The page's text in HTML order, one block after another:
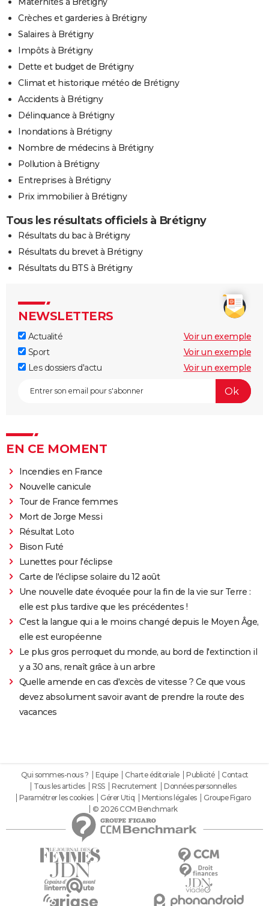
Crèches et garderies à Brétigny
Salaires à Brétigny
Impôts à Brétigny
Dette et budget de Brétigny
Climat et historique météo de Brétigny
Accidents à Brétigny
Délinquance à Brétigny
Inondations à Brétigny
Nombre de médecins à Brétigny
Pollution à Brétigny
Entreprises à Brétigny
Prix immobilier à Brétigny
Tous les résultats officiels à Brétigny
Résultats du bac à Brétigny
Résultats du brevet à Brétigny
Résultats du BTS à Brétigny
NEWSLETTERS
Actualité
Voir un exemple
Sport
Voir un exemple
Les dossiers d'actu
Voir un exemple
EN CE MOMENT
Incendies en France
Nouvelle canicule
Tour de France femmes
Mort de Jorge Messi
Résultat Loto
Bison Futé
Lunettes pour l'éclipse
Carte de l'éclipse solaire du 12 août
Une nouvelle date évoquée pour la fin de la vie sur Terre :
elle est plus tardive que les précédentes !
C'est la langue qui a le moins changé depuis le Moyen Âge,
elle est européenne
Le plus gros perroquet du monde, au bord de l'extinction il
y a 30 ans, renaît grâce à un arbre
Quelle amende en cas d'excès de vitesse ? Ce que vous
devez absolument savoir avant de prendre la route des
vacances
Qui sommes-nous ? Equipe Charte éditoriale Publicité
Contact
Tous les articles
RSS Recrutement
Données personnelles
Paramétrer les cookies
Gérer Utiq Mentions légales
Groupe Figaro
© 2026 CCM Benchmark